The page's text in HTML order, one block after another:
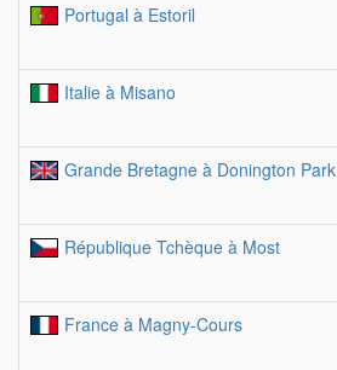
Portugal à Estoril
Italie à Misano
Grande Bretagne à Donington Park
République Tchèque à Most
France à Magny-Cours